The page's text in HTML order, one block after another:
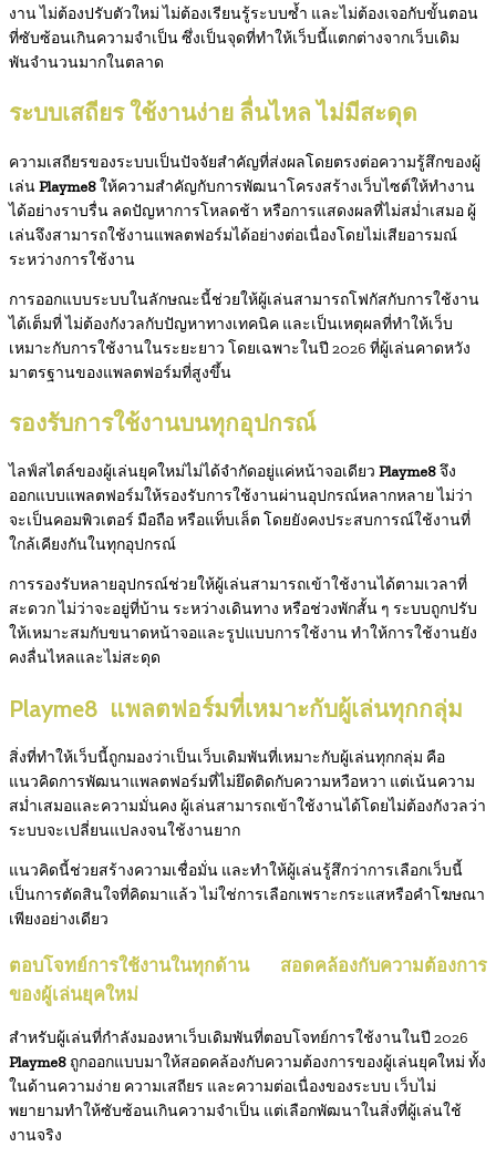
งาน ไม่ต้องปรับตัวใหม่ ไม่ต้องเรียนรู้ระบบซ้ำ และไม่ต้องเจอกับขั้นตอน
ที่ซับซ้อนเกินความจำเป็น ซึ่งเป็นจุดที่ทำให้เว็บนี้แตกต่างจากเว็บเดิม
พันจำนวนมากในตลาด
ระบบเสถียร ใช้งานง่าย ลื่นไหล ไม่มีสะดุด
ความเสถียรของระบบเป็นปัจจัยสำคัญที่ส่งผลโดยตรงต่อความรู้สึกของผู้
เล่นPlayme8ให้ความสำคัญกับการพัฒนาโครงสร้างเว็บไซต์ให้ทำงาน
ได้อย่างราบรื่น ลดปัญหาการโหลดช้า หรือการแสดงผลที่ไม่สม่ำเสมอ ผู้
เล่นจึงสามารถใช้งานแพลตฟอร์มได้อย่างต่อเนื่องโดยไม่เสียอารมณ์
ระหว่างการใช้งาน
การออกแบบระบบในลักษณะนี้ช่วยให้ผู้เล่นสามารถโฟกัสกับการใช้งาน
ได้เต็มที่ ไม่ต้องกังวลกับปัญหาทางเทคนิค และเป็นเหตุผลที่ทำให้เว็บ
เหมาะกับการใช้งานในระยะยาว โดยเฉพาะในปี 2026 ที่ผู้เล่นคาดหวัง
มาตรฐานของแพลตฟอร์มที่สูงขึ้น
รองรับการใช้งานบนทุกอุปกรณ์
ไลฟ์สไตล์ของผู้เล่นยุคใหม่ไม่ได้จำกัดอยู่แค่หน้าจอเดียว Playme8จึง
ออกแบบแพลตฟอร์มให้รองรับการใช้งานผ่านอุปกรณ์หลากหลาย ไม่ว่า
จะเป็นคอมพิวเตอร์ มือถือ หรือแท็บเล็ต โดยยังคงประสบการณ์ใช้งานที่
ใกล้เคียงกันในทุกอุปกรณ์
การรองรับหลายอุปกรณ์ช่วยให้ผู้เล่นสามารถเข้าใช้งานได้ตามเวลาที่
สะดวก ไม่ว่าจะอยู่ที่บ้าน ระหว่างเดินทาง หรือช่วงพักสั้น ๆ ระบบถูกปรับ
ให้เหมาะสมกับขนาดหน้าจอและรูปแบบการใช้งาน ทำให้การใช้งานยัง
คงลื่นไหลและไม่สะดุด
Playme8 แพลตฟอร์มที่เหมาะกับผู้เล่นทุกกลุ่ม
สิ่งที่ทำให้เว็บนี้ถูกมองว่าเป็นเว็บเดิมพันที่เหมาะกับผู้เล่นทุกกลุ่ม คือ
แนวคิดการพัฒนาแพลตฟอร์มที่ไม่ยึดติดกับความหวือหวา แต่เน้นความ
สม่ำเสมอและความมั่นคง ผู้เล่นสามารถเข้าใช้งานได้โดยไม่ต้องกังวลว่า
ระบบจะเปลี่ยนแปลงจนใช้งานยาก
แนวคิดนี้ช่วยสร้างความเชื่อมั่น และทำให้ผู้เล่นรู้สึกว่าการเลือกเว็บนี้
เป็นการตัดสินใจที่คิดมาแล้ว ไม่ใช่การเลือกเพราะกระแสหรือคำโฆษณา
เพียงอย่างเดียว
ตอบโจทย์การใช้งานในทุกด้าน สอดคล้องกับความต้องการ
ของผู้เล่นยุคใหม่
สำหรับผู้เล่นที่กำลังมองหาเว็บเดิมพันที่ตอบโจทย์การใช้งานในปี 2026
Playme8 ถูกออกแบบมาให้สอดคล้องกับความต้องการของผู้เล่นยุคใหม่ ทั้ง
ในด้านความง่าย ความเสถียร และความต่อเนื่องของระบบ เว็บไม่
พยายามทำให้ซับซ้อนเกินความจำเป็น แต่เลือกพัฒนาในสิ่งที่ผู้เล่นใช้
งานจริง